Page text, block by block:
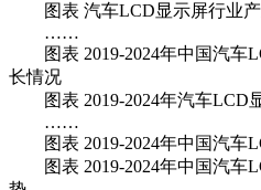
图表 汽车LCD显示屏行业产
……
图表 2019-2024年中国汽车
长情况
图表 2019-2024年汽车LCD
……
图表 2019-2024年中国汽车
图表 2019-2024年中国汽车